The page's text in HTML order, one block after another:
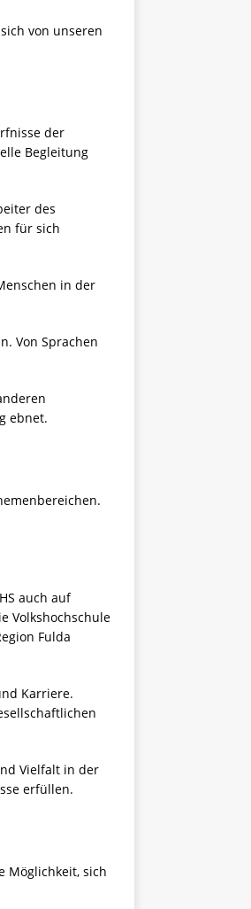
von unseren
der
Begleitung
des
für sich
in der
Von Sprachen
ebnet.
auch auf
Volkshochschule
Fulda
Karriere.
Vielfalt in der
erfüllen.
Möglichkeit, sich